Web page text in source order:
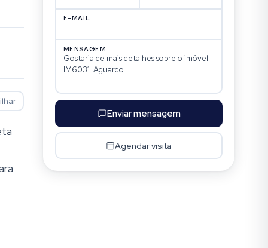
E-MAIL
MENSAGEM
Enviar mensagem
Agendar visita